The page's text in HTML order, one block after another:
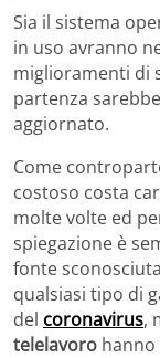
Sia il sistema
in uso avranno
miglioramenti di
partenza
aggiornato.
Come
costoso costa
molte volte ed
spiegazione è
fonte
qualsiasi tipo di
del coronavirus,
telelavoro hanno